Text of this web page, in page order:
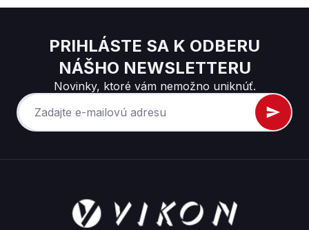
PRIHLÁSTE SA K ODBERU
NÁŠHO NEWSLETTERU
Novinky, ktoré vám nemožno uniknúť.